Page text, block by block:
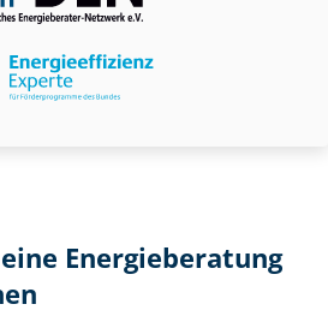
Energieberatung